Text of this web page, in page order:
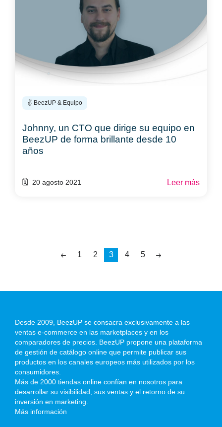
✌️ BeezUP & Equipo
Johnny, un CTO que dirige su equipo en
BeezUP de forma brillante desde 10
años
🗓️ 20 agosto 2021 Leer más
1 2 3 4 5
Desde 2009, BeezUP se consacra exclusivamente a las
ventas e-commerce en las marketplaces y en los
comparadores de precios. BeezUP propone una plataforma
de gestión de catálogo online que permite publicar sus
productos en los canales europeos más utilizados por los
consumidores.
Más de 2000 tiendas online confían en nosotros para
desarrollar su visibilidad, sus ventas y el retorno de su
inversión en marketing.
Más información